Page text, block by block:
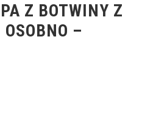
Z BOTWINY Z
–